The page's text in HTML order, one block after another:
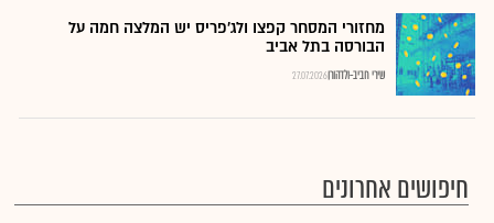
מחזורי המסחר קפצו ולג'פריס יש המלצה חמה על
הבורסה בתל אביב
27.07.2026שירי חביב-ולדהורן
חיפושים אחרונים